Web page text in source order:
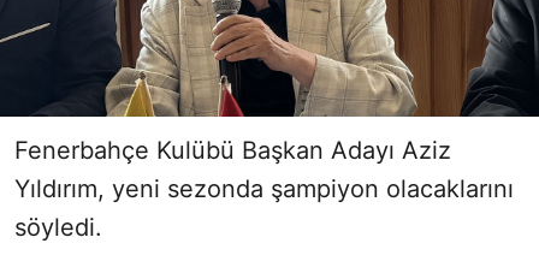
Fenerbahçe Kulübü Başkan Adayı Aziz
Yıldırım, yeni sezonda şampiyon olacaklarını
söyledi.